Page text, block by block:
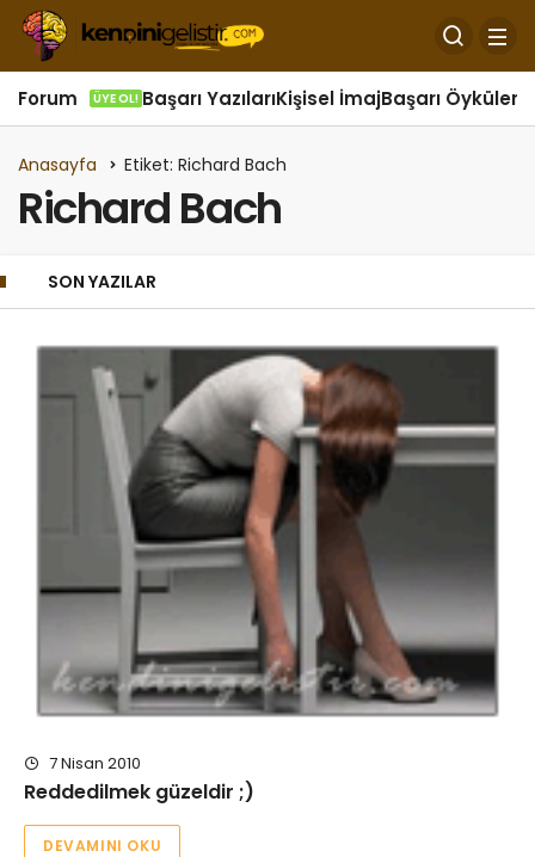
Forum ÜYE OL! Başarı YazılarıKişisel İmajBaşarı Öyküleri
Anasayfa Etiket: Richard Bach
Richard Bach
SON YAZILAR
7 Nisan 2010
Reddedilmek güzeldir ;)
DEVAMINI OKU